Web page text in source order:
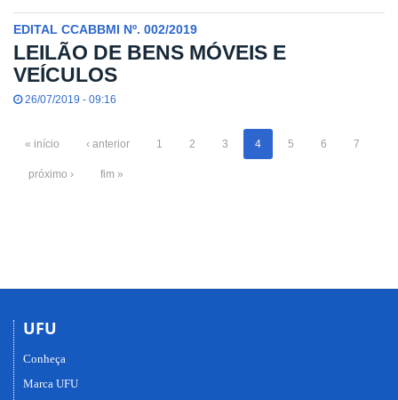
EDITAL CCABBMI Nº. 002/2019
LEILÃO DE BENS MÓVEIS E
VEÍCULOS
26/07/2019 - 09:16
« início ‹ anterior 1 2 3 4 5 6 7
próximo › fim »
UFU
Conheça
Marca UFU